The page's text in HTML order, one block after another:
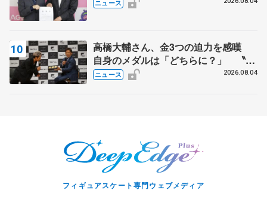
ニュース
高橋大輔さん、金3つの迫力を感嘆
自身のメダルは「どちらに？」 〝リ
ス兄弟〟オリンピック3連覇の野村忠
ニュース 2026.08.04
フィギュアスケート専門ウェブメディア